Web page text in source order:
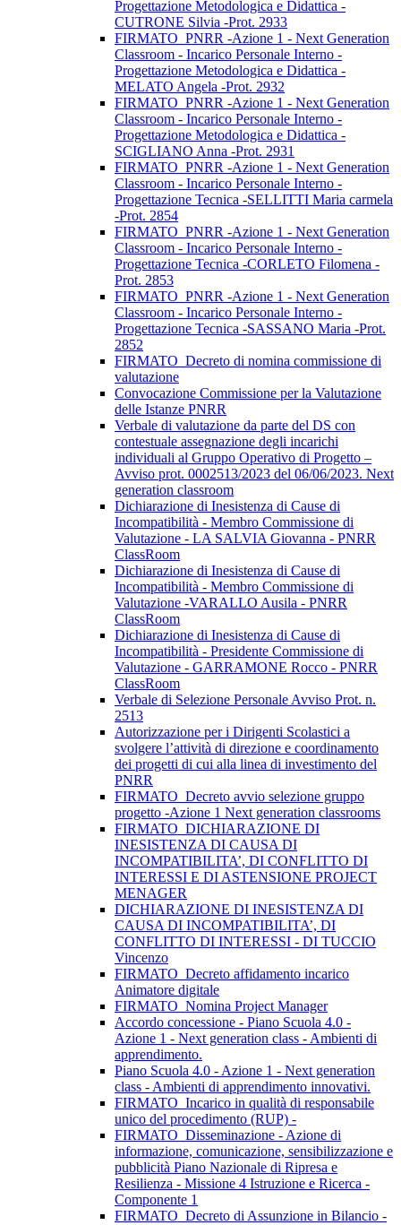
Progettazione Metodologica e Didattica -
CUTRONE Silvia -Prot. 2933
FIRMATO_PNRR -Azione 1 - Next Generation
Classroom - Incarico Personale Interno -
Progettazione Metodologica e Didattica -
MELATO Angela -Prot. 2932
FIRMATO_PNRR -Azione 1 - Next Generation
Classroom - Incarico Personale Interno -
Progettazione Metodologica e Didattica -
SCIGLIANO Anna -Prot. 2931
FIRMATO_PNRR -Azione 1 - Next Generation
Classroom - Incarico Personale Interno -
Progettazione Tecnica -SELLITTI Maria carmela
-Prot. 2854
FIRMATO_PNRR -Azione 1 - Next Generation
Classroom - Incarico Personale Interno -
Progettazione Tecnica -CORLETO Filomena -
Prot. 2853
FIRMATO_PNRR -Azione 1 - Next Generation
Classroom - Incarico Personale Interno -
Progettazione Tecnica -SASSANO Maria -Prot.
2852
FIRMATO_Decreto di nomina commissione di
valutazione
Convocazione Commissione per la Valutazione
delle Istanze PNRR
Verbale di valutazione da parte del DS con
contestuale assegnazione degli incarichi
individuali al Gruppo Operativo di Progetto –
Avviso prot. 0002513/2023 del 06/06/2023. Next
generation classroom
Dichiarazione di Inesistenza di Cause di
Incompatibilità - Membro Commissione di
Valutazione - LA SALVIA Giovanna - PNRR
ClassRoom
Dichiarazione di Inesistenza di Cause di
Incompatibilità - Membro Commissione di
Valutazione -VARALLO Ausila - PNRR
ClassRoom
Dichiarazione di Inesistenza di Cause di
Incompatibilità - Presidente Commissione di
Valutazione - GARRAMONE Rocco - PNRR
ClassRoom
Verbale di Selezione Personale Avviso Prot. n.
2513
Autorizzazione per i Dirigenti Scolastici a
svolgere l’attività di direzione e coordinamento
dei progetti di cui alla linea di investimento del
PNRR
FIRMATO_Decreto avvio selezione gruppo
progetto -Azione 1 Next generation classrooms
FIRMATO_DICHIARAZIONE DI
INESISTENZA DI CAUSA DI
INCOMPATIBILITA’, DI CONFLITTO DI
INTERESSI E DI ASTENSIONE PROJECT
MENAGER
DICHIARAZIONE DI INESISTENZA DI
CAUSA DI INCOMPATIBILITA’, DI
CONFLITTO DI INTERESSI - DI TUCCIO
Vincenzo
FIRMATO_Decreto affidamento incarico
Animatore digitale
FIRMATO_Nomina Project Manager
Accordo concessione - Piano Scuola 4.0 -
Azione 1 - Next generation class - Ambienti di
apprendimento.
Piano Scuola 4.0 - Azione 1 - Next generation
class - Ambienti di apprendimento innovativi.
FIRMATO_Incarico in qualità di responsabile
unico del procedimento (RUP) -
FIRMATO_Disseminazione - Azione di
informazione, comunicazione, sensibilizzazione e
pubblicità Piano Nazionale di Ripresa e
Resilienza - Missione 4 Istruzione e Ricerca -
Componente 1
FIRMATO_Decreto di Assunzione in Bilancio -